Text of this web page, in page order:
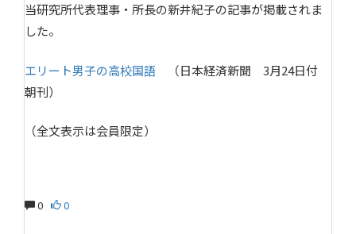
当研究所代表理事・所長の新井紀子の記事が掲載されま
した。
エリート男子の高校国語 （日本経済新聞 3月24日付
朝刊）
（全文表示は会員限定）
0 0